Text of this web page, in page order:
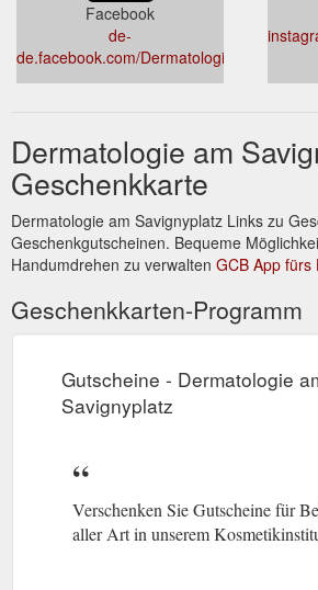
Facebook
de-
de.facebook.com/
Dermatologie am
Geschenkkarte
Dermatologie am Savignyplatz Links zu
Geschenkgutscheinen. Bequeme
Handumdrehen zu verwalten GCB App fürs
Geschenkkarten-Programm
Gutscheine - Dermatologie
Savignyplatz
Verschenken Sie Gutscheine für
aller Art in unserem